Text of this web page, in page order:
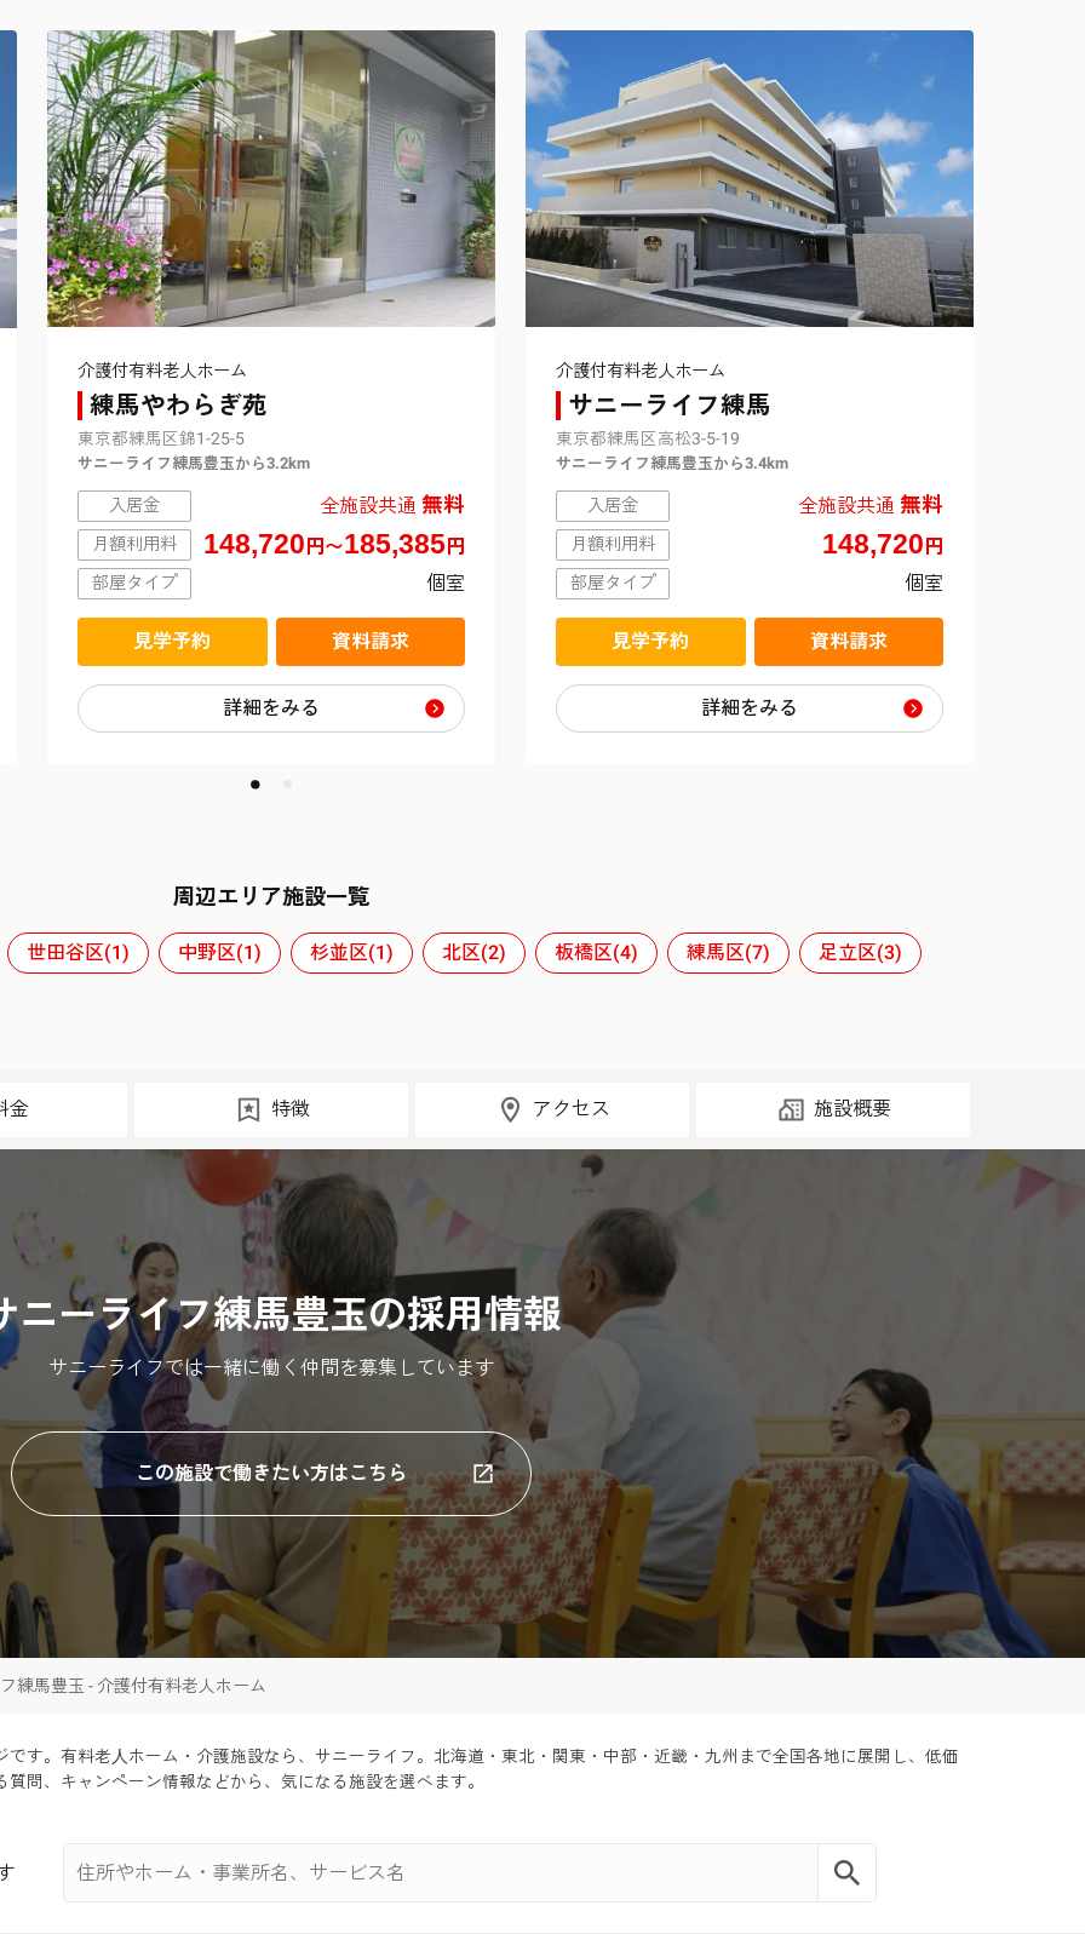
介護付有料老人ホーム
練馬やわらぎ苑
東京都練馬区錦1-25-5
サニーライフ練馬豊玉から3.2km
入居金 全施設共通 無料
月額利用料 148,720 円〜185,385 円
部屋タイプ 個室
見学予約 資料請求
詳細をみる
介護付有料老人ホーム
サニーライフ練馬
東京都練馬区高松3-5-19
サニーライフ練馬豊玉から3.4km
入居金 全施設共通 無料
月額利用料 148,720 円
部屋タイプ 個室
見学予約 資料請求
詳細をみる
周辺エリア施設一覧
世田谷区(1) 中野区(1) 杉並区(1) 北区(2) 板橋区(4) 練馬区(7) 足立区(3)
金 特徴 アクセス 施設概要
ニーライフ練馬豊玉の採用情報
サニーライフでは一緒に働く仲間を募集しています
この施設で働きたい方はこちら
練馬豊玉 - 介護付有料老人ホーム
す。有料老⼈ホーム・介護施設なら、サニーライフ。北海道・東北・関東・中部・近畿・九州まで全国各地に展開し、低価
問、キャンペーン情報などから、気になる施設を選べます。